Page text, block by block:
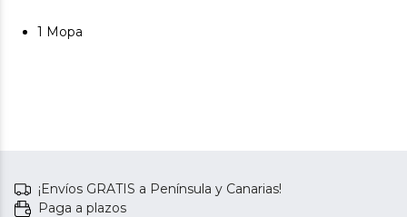
1 Mopa
¡Envíos GRATIS a Península y Canarias!
Paga a plazos